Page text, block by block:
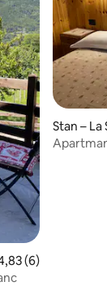
ocjena:
(6)
Stan – La